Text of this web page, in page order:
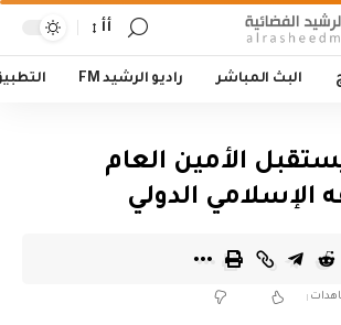
أأ
البث المباشر راديو الرشيد FM
الأمين العام
الإسلامي الدولي